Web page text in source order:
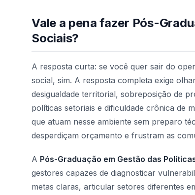
Vale a pena fazer Pós-
Sociais?
A resposta curta: se você quer sair do
social, sim. A resposta completa exige
desigualdade territorial, sobreposição de
políticas setoriais e dificuldade crônica de
que atuam nesse ambiente sem preparo
desperdiçam orçamento e frustram as
A Pós-Graduação em Gestão das
gestores capazes de diagnosticar
metas claras, articular setores diferentes